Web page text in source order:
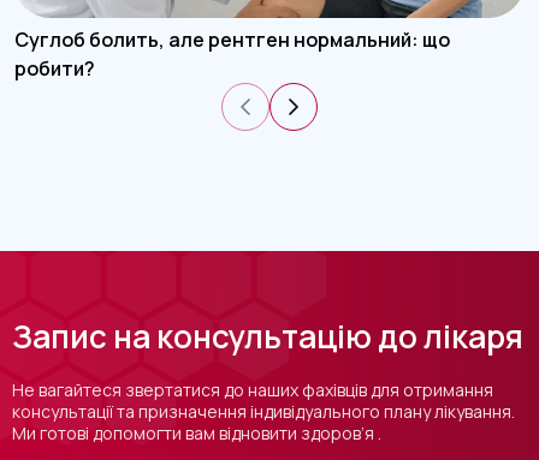
Суглоб болить, але рентген нормальний: що
робити?
Запис на консультацію до лікаря
Не вагайтеся звертатися до наших фахівців для отримання
консультації та призначення індивідуального плану лікування.
Ми готові допомогти вам відновити здоров’я .